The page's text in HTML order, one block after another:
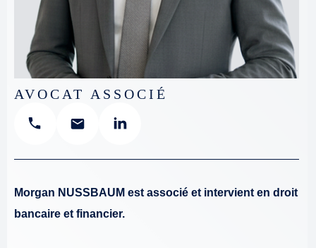
AVOCAT ASSOCIÉ
Morgan NUSSBAUM est associé et intervient en droit
bancaire et financier.